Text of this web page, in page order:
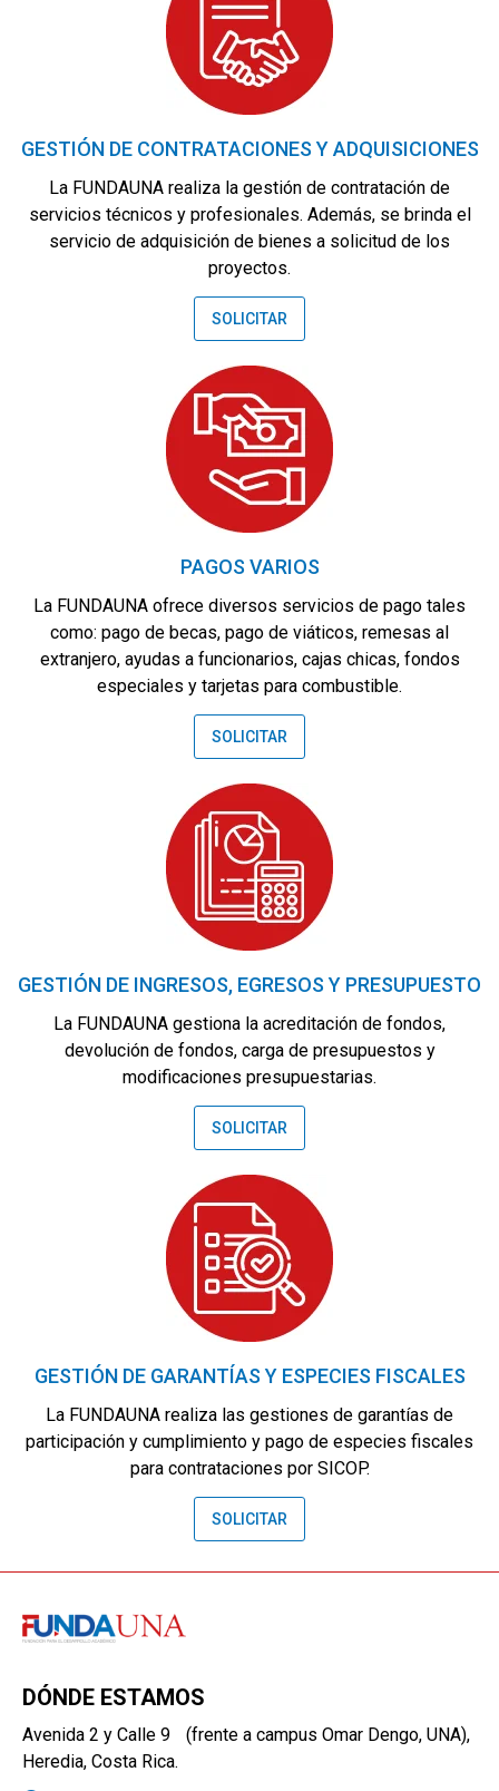
GESTIÓN DE CONTRATACIONES Y ADQUISICIONES
La FUNDAUNA realiza la gestión de contratación de
servicios técnicos y profesionales. Además, se brinda el
servicio de adquisición de bienes a solicitud de los
proyectos.
SOLICITAR
PAGOS VARIOS
La FUNDAUNA ofrece diversos servicios de pago tales
como: pago de becas, pago de viáticos, remesas al
extranjero, ayudas a funcionarios, cajas chicas, fondos
especiales y tarjetas para combustible.
SOLICITAR
GESTIÓN DE INGRESOS, EGRESOS Y PRESUPUESTO
La FUNDAUNA gestiona la acreditación de fondos,
devolución de fondos, carga de presupuestos y
modificaciones presupuestarias.
SOLICITAR
GESTIÓN DE GARANTÍAS Y ESPECIES FISCALES
La FUNDAUNA realiza las gestiones de garantías de
participación y cumplimiento y pago de especies fiscales
para contrataciones por SICOP.
SOLICITAR
DÓNDE ESTAMOS
Avenida 2 y Calle 9 (frente a campus Omar Dengo, UNA),
Heredia, Costa Rica.